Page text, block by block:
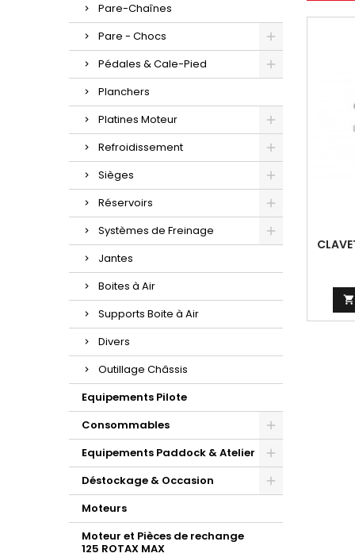
Pare-Chaînes
Pare - Chocs
Pédales & Cale-Pied
Planchers
Platines Moteur
Refroidissement
Sièges
Réservoirs
Systèmes de Freinage
Jantes
Boites à Air
Supports Boite à Air
Divers
Outillage Châssis
Equipements Pilote
Consommables
Equipements Paddock & Atelier
Déstockage & Occasion
Moteurs
Moteur et Pièces de rechange
125 ROTAX MAX
